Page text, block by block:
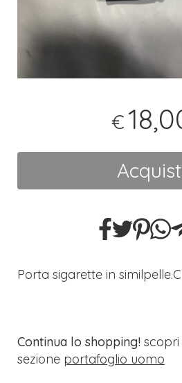
€
Porta sigarette in
Continua lo shopping!
sezione portafoglio uomo